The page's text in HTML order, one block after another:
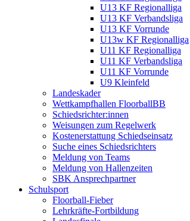
U13 KF Regionalliga
U13 KF Verbandsliga
U13 KF Vorrunde
U13w KF Regionalliga
U11 KF Regionalliga
U11 KF Verbandsliga
U11 KF Vorrunde
U9 Kleinfeld
Landeskader
Wettkampfhallen FloorballBB
Schiedsrichter:innen
Weisungen zum Regelwerk
Kostenerstattung Schiedseinsatz
Suche eines Schiedsrichters
Meldung von Teams
Meldung von Hallenzeiten
SBK Ansprechpartner
Schulsport
Floorball-Fieber
Lehrkräfte-Fortbildung